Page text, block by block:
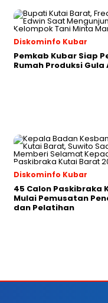
Diskominfo Kubar
Pemkab Kubar Siap
Rumah Produksi Gula
Diskominfo Kubar
45 Calon Paskibraka
Mulai Pemusatan
dan Pelatihan